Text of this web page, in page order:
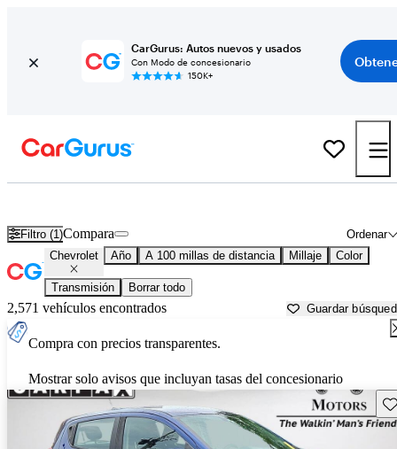
CarGurus: Autos nuevos y usados
Con Modo de concesionario
150K+
Filtro (1) Ordenar
Compara
Chevrolet Año A 100 millas de distancia Millaje Color
Transmisión Borrar todo
2,571 vehículos encontrados Guardar
Compra con precios transparentes.
Mostrar solo avisos que incluyan tasas del concesionario